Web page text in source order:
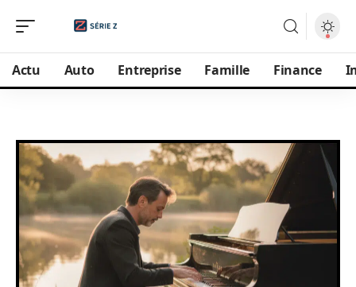
Actu Auto Entreprise Famille Finance